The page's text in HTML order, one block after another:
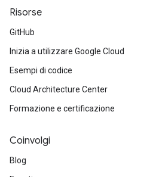
Risorse
GitHub
Inizia a utilizzare Google Cloud
Esempi di codice
Cloud Architecture Center
Formazione e certificazione
Coinvolgi
Blog